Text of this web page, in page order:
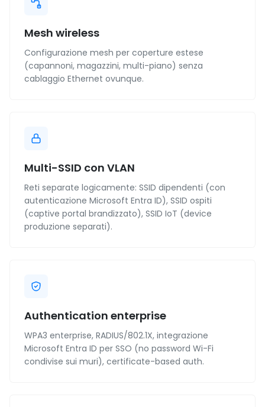
Mesh wireless
Configurazione mesh per coperture estese
(capannoni, magazzini, multi-piano) senza
cablaggio Ethernet ovunque.
Multi-SSID con VLAN
Reti separate logicamente: SSID dipendenti (con
autenticazione Microsoft Entra ID), SSID ospiti
(captive portal brandizzato), SSID IoT (device
produzione separati).
Authentication enterprise
WPA3 enterprise, RADIUS/802.1X, integrazione
Microsoft Entra ID per SSO (no password Wi-Fi
condivise sui muri), certificate-based auth.